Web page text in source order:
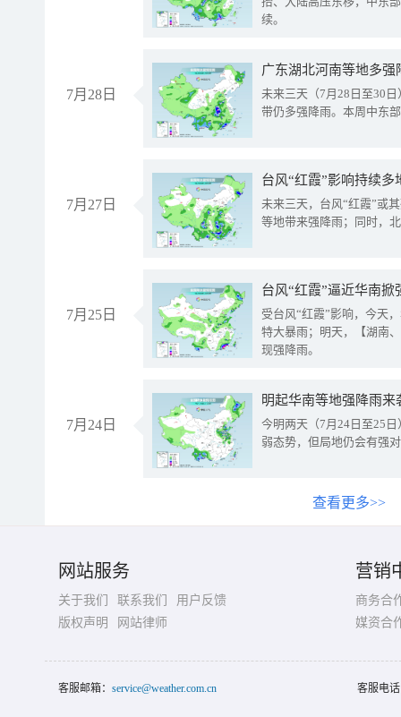
续。
7月28日
广东湖北河南等地多
未来三天（7月28日至30
带仍多强降雨。本周中东
7月27日
台风“红霞”影响持续
未来三天，台风“红霞”或
等地带来强降雨；同时，
7月25日
台风“红霞”逼近华南
受台风“红霞”影响，今天
特大暴雨；明天，【湖南
现强降雨。
7月24日
明起华南等地强降雨
今明两天（7月24日至25
弱态势，但局地仍会有强
查看更多>>
网站服务
关于我们 联系我们
用户反馈
版权声明
网站律师
营销
商务合
媒资合
客服邮箱： service@weather.com.cn 客服电